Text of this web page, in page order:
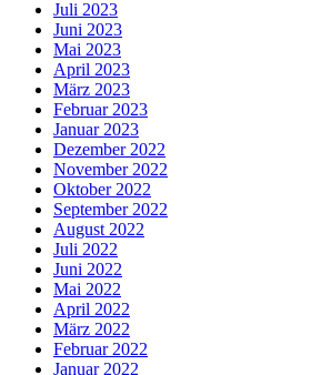
Juli 2023
Juni 2023
Mai 2023
April 2023
März 2023
Februar 2023
Januar 2023
Dezember 2022
November 2022
Oktober 2022
September 2022
August 2022
Juli 2022
Juni 2022
Mai 2022
April 2022
März 2022
Februar 2022
Januar 2022